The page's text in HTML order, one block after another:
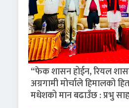
“फेक शासन होईन, रियल
अग्रगामी मोर्चाले हिमालको
मधेशको मान बढाउँछ : प्रभु साह